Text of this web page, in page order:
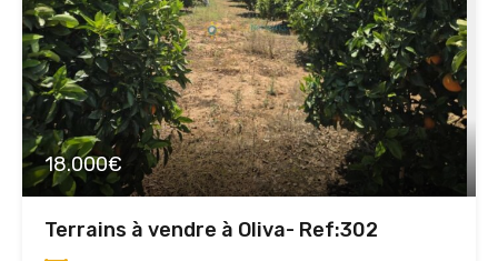
18.000€
Terrains à vendre à Oliva- Ref:302